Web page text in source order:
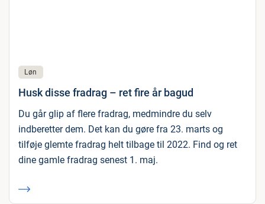
Løn
Husk disse fradrag – ret fire år bagud
Du går glip af flere fradrag, medmindre du selv
indberetter dem. Det kan du gøre fra 23. marts og
tilføje glemte fradrag helt tilbage til 2022. Find og ret
dine gamle fradrag senest 1. maj.